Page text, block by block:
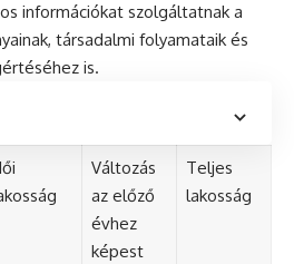
információkat szolgáltatnak a
társadalmi folyamataik és
is.
Változás
az előző
évhez
képest
Teljes
lakosság